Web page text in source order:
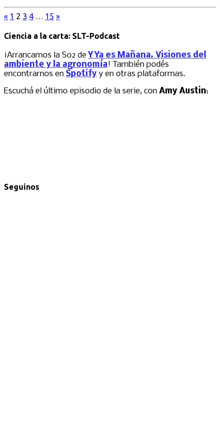
« 1 2 3 4 … 15 »
Ciencia a la carta: SLT-Podcast
¡Arrancamos la S02 deY Ya es Mañana. Visiones del
ambiente y la agronomía! También podés
encontrarnos en Spotify y en otras plataformas.
Escuchá el último episodio de la serie, con Amy Austin:
Seguinos